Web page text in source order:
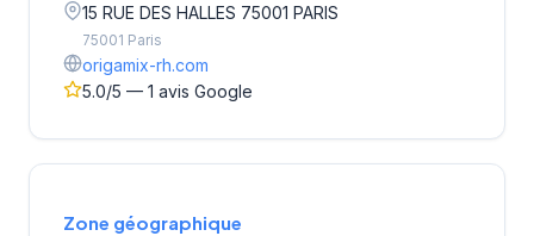
15 RUE DES HALLES 75001 PARIS
75001 Paris
origamix-rh.com
5.0/5 — 1 avis Google
Zone géographique